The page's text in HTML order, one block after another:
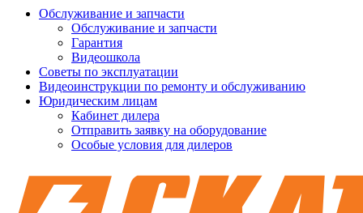
Обслуживание и запчасти
Обслуживание и запчасти
Гарантия
Видеошкола
Советы по эксплуатации
Видеоинструкции по ремонту и обслуживанию
Юридическим лицам
Кабинет дилера
Отправить заявку на оборудование
Особые условия для дилеров